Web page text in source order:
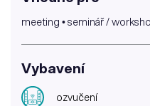
meeting • seminář /
Vybavení
ozvučení